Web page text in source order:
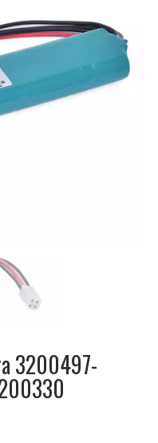
3200497-